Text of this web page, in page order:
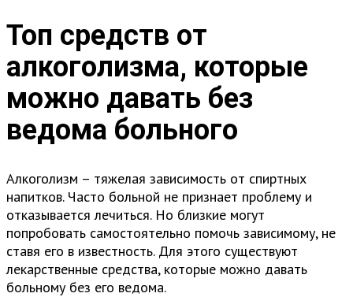
Топ средств от
алкоголизма, которые
можно давать без
ведома больного
Алкоголизм – тяжелая зависимость от спиртных
напитков. Часто больной не признает проблему и
отказывается лечиться. Но близкие могут
попробовать самостоятельно помочь зависимому, не
ставя его в известность. Для этого существуют
лекарственные средства, которые можно давать
больному без его ведома.